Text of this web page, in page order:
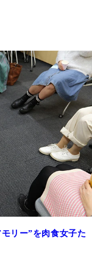
リー”を肉食女子た